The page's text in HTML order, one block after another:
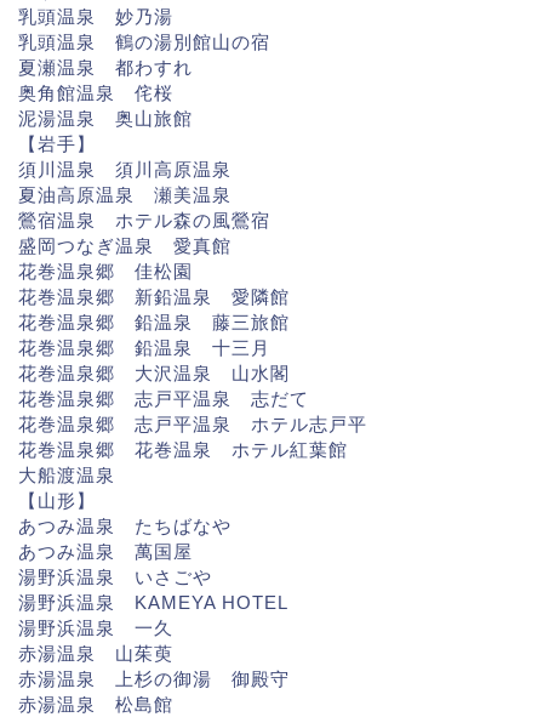
乳頭温泉 妙乃湯
乳頭温泉 鶴の湯別館山の宿
夏瀬温泉 都わすれ
奥角館温泉 侘桜
泥湯温泉 奥山旅館
【岩手】
須川温泉 須川高原温泉
夏油高原温泉 瀬美温泉
鶯宿温泉 ホテル森の風鶯宿
盛岡つなぎ温泉 愛真館
花巻温泉郷 佳松園
花巻温泉郷 新鉛温泉 愛隣館
花巻温泉郷 鉛温泉 藤三旅館
花巻温泉郷 鉛温泉 十三月
花巻温泉郷 大沢温泉 山水閣
花巻温泉郷 志戸平温泉 志だて
花巻温泉郷 志戸平温泉 ホテル志戸平
花巻温泉郷 花巻温泉 ホテル紅葉館
大船渡温泉
【山形】
あつみ温泉 たちばなや
あつみ温泉 萬国屋
湯野浜温泉 いさごや
湯野浜温泉 KAMEYA HOTEL
湯野浜温泉 一久
赤湯温泉 山茱萸
赤湯温泉 上杉の御湯 御殿守
赤湯温泉 松島館